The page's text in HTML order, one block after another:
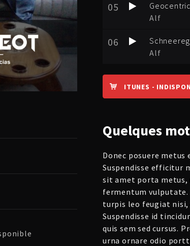
05
Alf
06
Alf
ITUNES -
Quelques
Donec posuere
Suspendisse efficitur
sit amet porta metus,
fermentum vulputate.
turpis leo feugiat nisi,
Suspendisse id
quis sem sed cursus.
urna ornare odio